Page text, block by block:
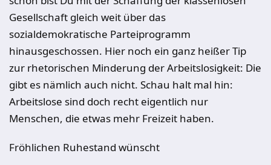
Gesellschaft gleich weit über das
sozialdemokratische Parteiprogramm
hinausgeschossen. Hier noch ein ganz heißer Tip
zur rhetorischen Minderung der Arbeitslosigkeit: Die
gibt es nämlich auch nicht. Schau halt mal hin:
Arbeitslose sind doch recht eigentlich nur
Menschen, die etwas mehr Freizeit haben.
Fröhlichen Ruhestand wünscht